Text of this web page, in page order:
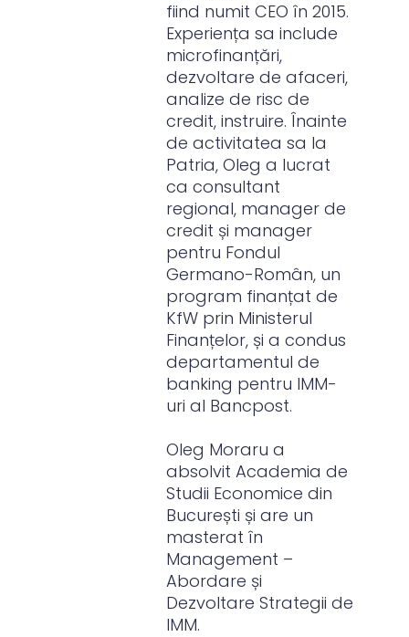
fiind numit CEO în 2015.
Experiența sa include
microfinanțări,
dezvoltare de afaceri,
analize de risc de
credit, instruire. Înainte
de activitatea sa la
Patria, Oleg a lucrat
ca consultant
regional, manager de
credit și manager
pentru Fondul
Germano-Român, un
program finanțat de
KfW prin Ministerul
Finanțelor, și a condus
departamentul de
banking pentru IMM-
uri al Bancpost.
Oleg Moraru a
absolvit Academia de
Studii Economice din
București și are un
masterat în
Management –
Abordare și
Dezvoltare Strategii de
IMM.